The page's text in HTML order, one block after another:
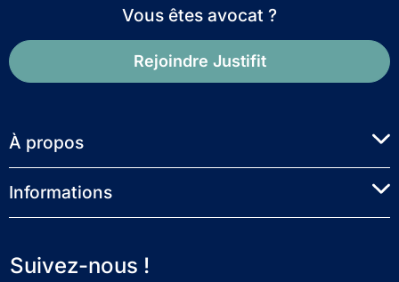
Vous êtes avocat ?
Rejoindre Justifit
À propos
Informations
Suivez-nous !